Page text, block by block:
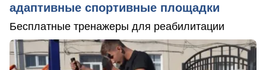
адаптивные спортивные площадки
Бесплатные тренажеры для реабилитации